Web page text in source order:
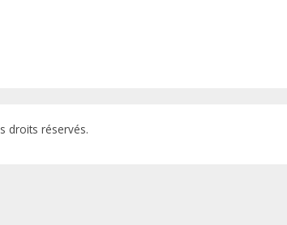
droits réservés.